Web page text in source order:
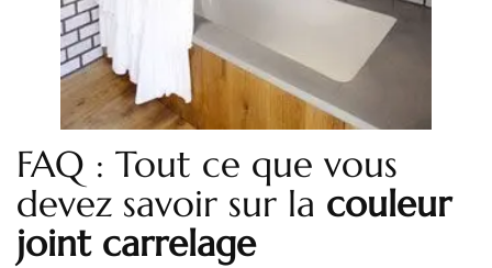
FAQ : Tout ce que vous
devez savoir sur la couleur
joint carrelage